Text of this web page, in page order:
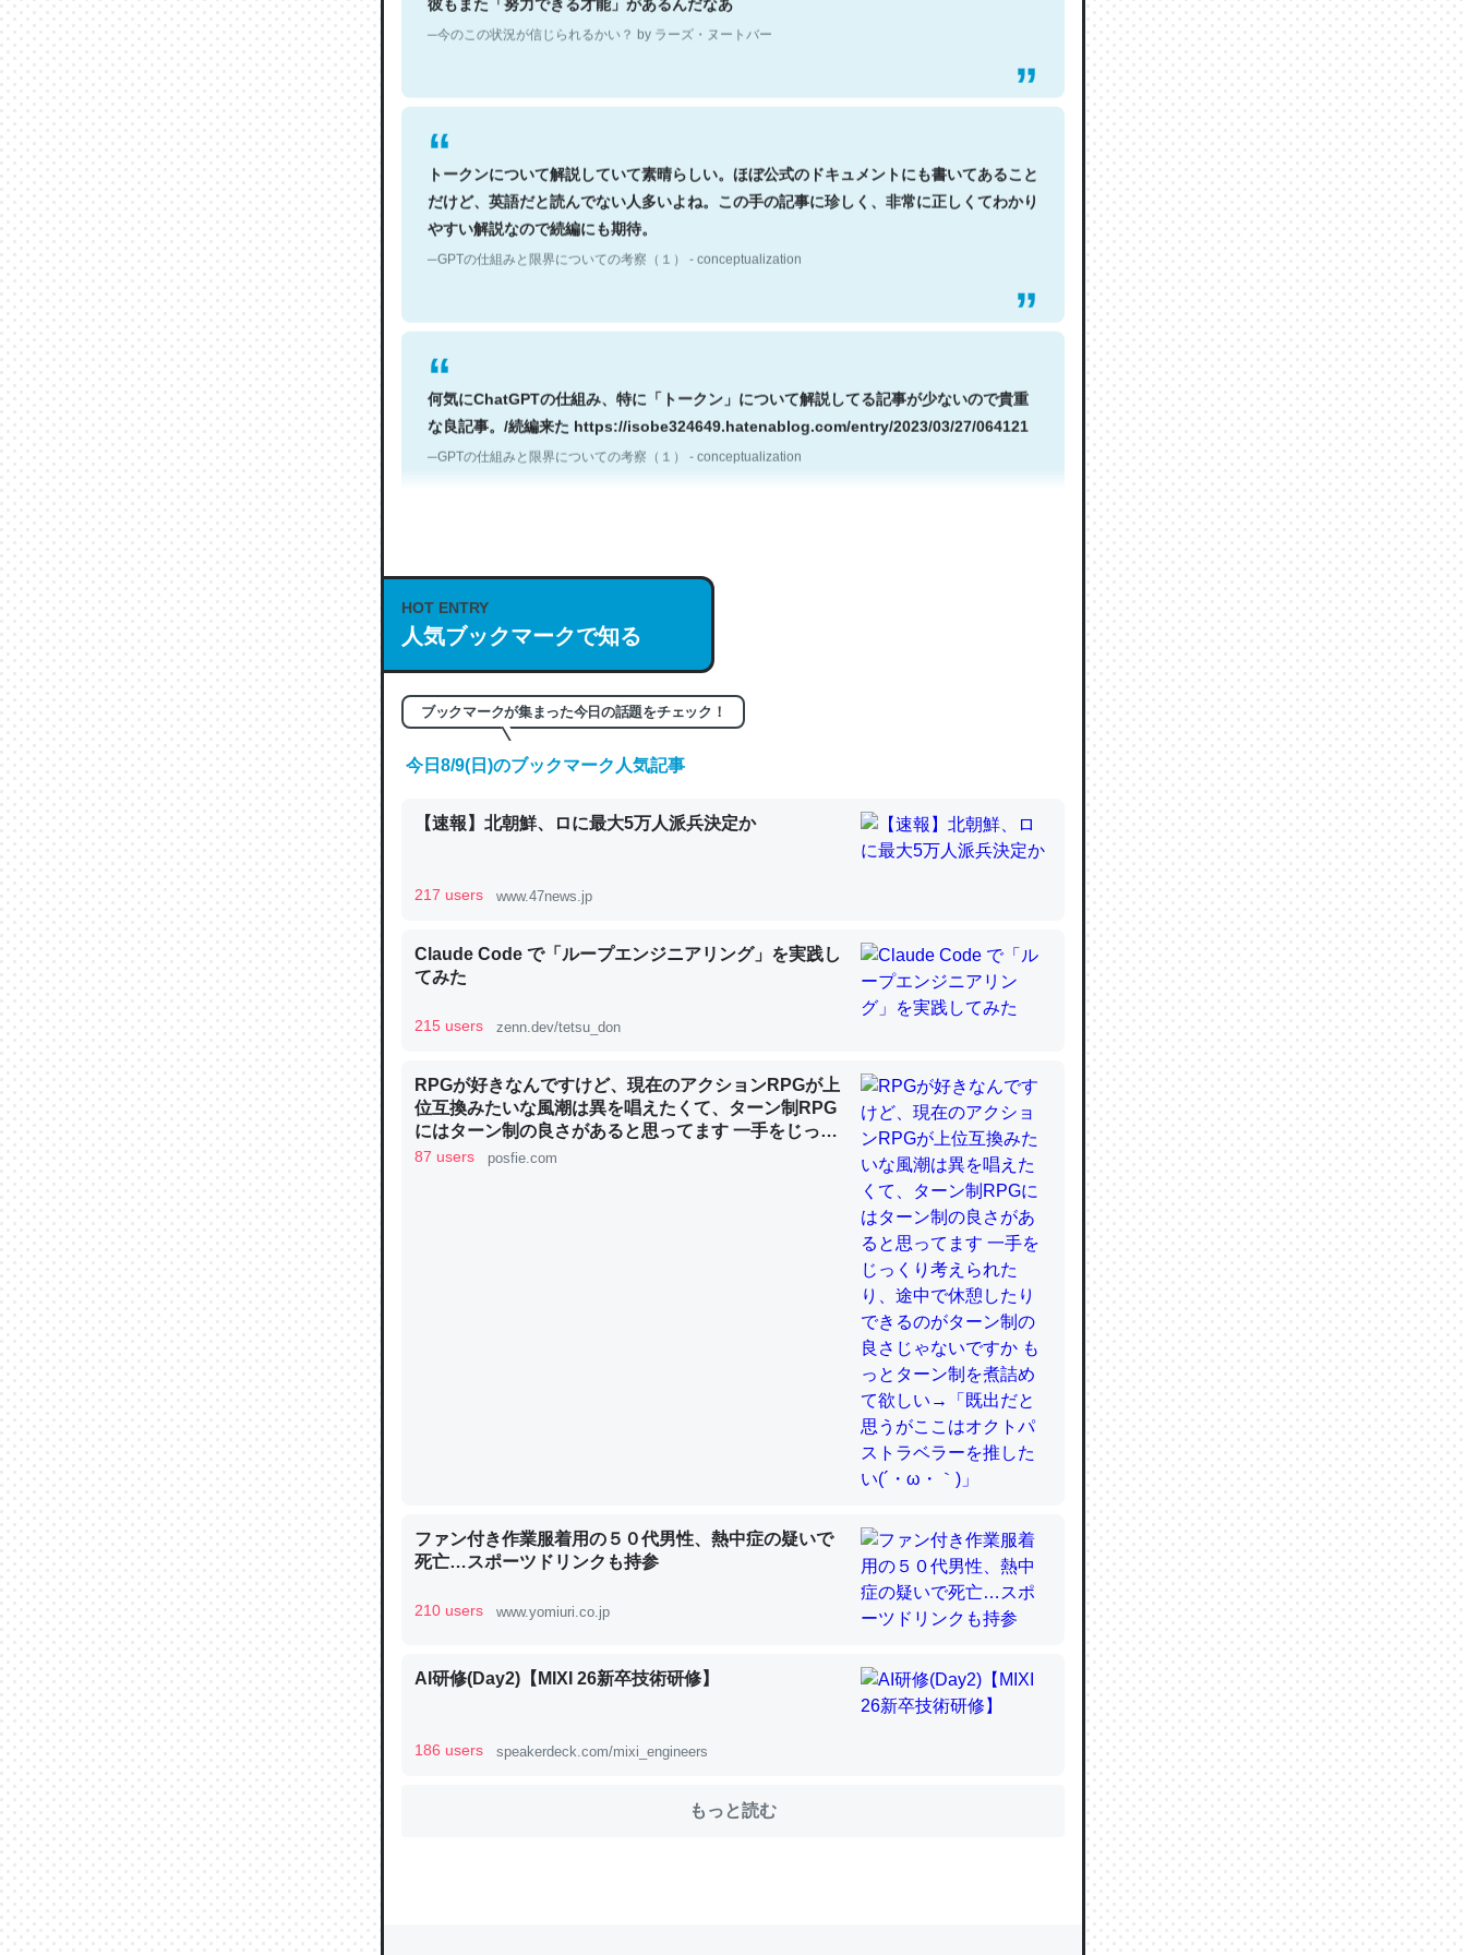
─今のこの状況が信じられるかい？ by ラーズ・ヌートバー
トークンについて解説していて素晴らしい。ほぼ公式のドキュメントにも書いてあること
だけど、英語だと読んでない人多いよね。この手の記事に珍しく、非常に正しくてわかり
やすい解説なので続編にも期待。
─GPTの仕組みと限界についての考察（１） - conceptualization
何気にChatGPTの仕組み、特に「トークン」について解説してる記事が少ないので貴重
な良記事。/続編来た https://isobe324649.hatenablog.com/entry/2023/03/27/064121
─GPTの仕組みと限界についての考察（１） - conceptualization
の伏線」は回収されないけど、短期記憶というには多い分量。進化すればするほど分かり
やすく強くなりそう
の600分の1程度。
─ニュース :: 【研究発表】昆虫学の大問題＝「昆虫はなぜ海にいないのか」に関する新仮説
論文では「淡水はカルシウムも酸素も不足してて両方に不利だから両方が拮抗してるので
は」とあって面白い。海にいる鋏角類（カブトガニ・ウミグモ）はカルシウムを使わずキ
─ニュース :: 【研究発表】昆虫学の大問題＝「昆虫はなぜ海にいないのか」に関する新仮説
これを元に考えるとカルシウムを大量に使う脊椎動物と貝類は苦労してるんだな…。腹足
─ニュース :: 【研究発表】昆虫学の大問題＝「昆虫はなぜ海にいないのか」に関する新仮説
ウチもEchoを実家に置いて４年。でたまに覗いてる。ぼちぼちRingも置こうかと画策
中。あと、Googleマップで位置情報を共有してる。電池残量や充電中かが分かるのでこ
きる。一生で親と会える残り時間を日数にすると1週間とかの人が多いそうだけど、それ
─たまにLINEするくらいだった遠方の父67歳と僕。ITツール導入でコミュニケーションが劇的に変化し
た｜tayorini by LIFULL介護
HOT ENTRY
人気ブックマークで知る
ブックマークが集まった今日の話題をチェック！
今日8/9(日)のブックマーク人気記事
【速報】北朝鮮、ロに最大5万人派兵決定か
217 users www.47news.jp
Claude Code で「ループエンジニアリング」を実践し
てみた
215 users zenn.dev/tetsu_don
RPGが好きなんですけど、現在のアクションRPGが上
位互換みたいな風潮は異を唱えたくて、ターン制RPG
にはターン制の良さがあると思ってます 一手をじっく
り考えられたり、途中で休憩したりできるのがターン
87 users posfie.com
ファン付き作業服着用の５０代男性、熱中症の疑いで
死亡…スポーツドリンクも持参
210 users www.yomiuri.co.jp
AI研修(Day2)【MIXI 26新卒技術研修】
186 users speakerdeck.com/mixi_engineers
もっと読む